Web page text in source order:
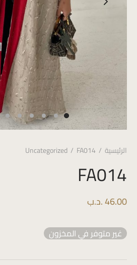
الرئيسية /
Uncategorized / FA014
FA014
46.00.د.ب
غير متوفر في المخزون